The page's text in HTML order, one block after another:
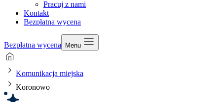
Pracuj z nami
Kontakt
Bezpłatna wycena
Bezpłatna wycena Menu
Komunikacja miejska
Koronowo